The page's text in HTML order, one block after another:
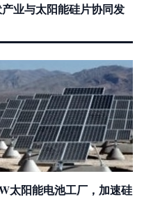
业与太阳能硅片协同发
太阳能电池工厂，加速硅